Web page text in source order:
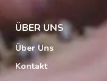
ÜBER UNS
Über Uns
Kontakt